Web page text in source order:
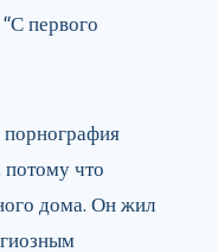
“С первого
порнография
потому что
дома. Он жил